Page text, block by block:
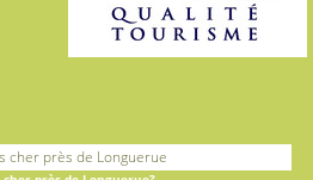
cher près de Longuerue